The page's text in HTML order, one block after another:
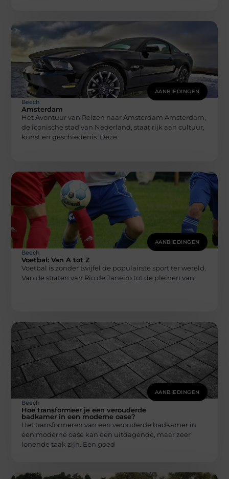
AANBIEDINGEN
Beech
Amsterdam
Het Avontuur van Reizen naar Amsterdam Amsterdam,
de iconische stad van Nederland, staat rijk aan cultuur,
kunst en geschiedenis. Deze
AANBIEDINGEN
Beech
Voetbal: Van A tot Z
Voetbal is zonder twijfel de populairste sport ter wereld.
Van de straten van Rio de Janeiro tot de pleinen van
AANBIEDINGEN
Beech
Hoe transformeer je een verouderde
badkamer in een moderne oase?
Het transformeren van een verouderde badkamer in
een moderne oase kan een uitdagende, maar zeer
lonende taak zijn. Een goed